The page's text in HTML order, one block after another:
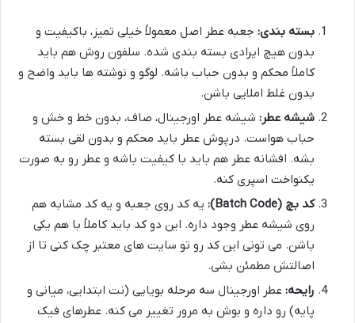
بسته بندی: جعبه عطر اصل معمولاً خیلی تمیز، باکیفیت و
بدون هیچ ایرادی بسته بندی شده. سلفون روش هم باید
کاملاً محکم و بدون حباب باشه. لوگو و نوشته ها باید واضح و
بدون غلط املایی باشن.
شیشه عطر: شیشه عطر اورجینال، صاف، بدون خط و خش و
حباب هواست. درپوش عطر باید محکم و بدون لقی بسته
بشه. افشانه عطر هم باید با کیفیت باشه و عطر رو به صورت
یکنواخت اسپری کنه.
کد بچ (Batch Code):
یه کد روی جعبه و یه کد مشابه هم
روی شیشه عطر وجود داره. این دو کد باید کاملاً با هم یکی
باشن. می تونی این کد رو تو سایت های معتبر چک کنی تا از
اصالتش مطمئن بشی.
رایحه: عطر اورجینال سه مرحله بویایی (نت ابتدایی، میانی و
پایه) رو داره و بوش به مرور تغییر می کنه. عطرهای فیک